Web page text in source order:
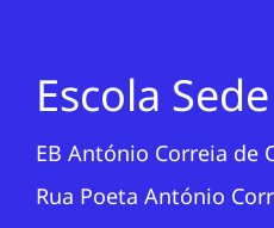
EDD
Área Reservada
Escola Sede
EB António Correia de
Rua Poeta António